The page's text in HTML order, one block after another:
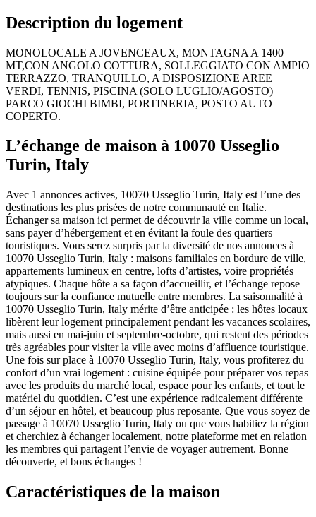
Description du logement
MONOLOCALE A JOVENCEAUX, MONTAGNA A 1400
MT,CON ANGOLO COTTURA, SOLLEGGIATO CON AMPIO
TERRAZZO, TRANQUILLO, A DISPOSIZIONE AREE
VERDI, TENNIS, PISCINA (SOLO LUGLIO/AGOSTO)
PARCO GIOCHI BIMBI, PORTINERIA, POSTO AUTO
COPERTO.
L’échange de maison à 10070 Usseglio
Turin, Italy
Avec 1 annonces actives, 10070 Usseglio Turin, Italy est l’une des
destinations les plus prisées de notre communauté en Italie.
Échanger sa maison ici permet de découvrir la ville comme un local,
sans payer d’hébergement et en évitant la foule des quartiers
touristiques. Vous serez surpris par la diversité de nos annonces à
10070 Usseglio Turin, Italy : maisons familiales en bordure de ville,
appartements lumineux en centre, lofts d’artistes, voire propriétés
atypiques. Chaque hôte a sa façon d’accueillir, et l’échange repose
toujours sur la confiance mutuelle entre membres. La saisonnalité à
10070 Usseglio Turin, Italy mérite d’être anticipée : les hôtes locaux
libèrent leur logement principalement pendant les vacances scolaires,
mais aussi en mai-juin et septembre-octobre, qui restent des périodes
très agréables pour visiter la ville avec moins d’affluence touristique.
Une fois sur place à 10070 Usseglio Turin, Italy, vous profiterez du
confort d’un vrai logement : cuisine équipée pour préparer vos repas
avec les produits du marché local, espace pour les enfants, et tout le
matériel du quotidien. C’est une expérience radicalement différente
d’un séjour en hôtel, et beaucoup plus reposante. Que vous soyez de
passage à 10070 Usseglio Turin, Italy ou que vous habitiez la région
et cherchiez à échanger localement, notre plateforme met en relation
les membres qui partagent l’envie de voyager autrement. Bonne
découverte, et bons échanges !
Caractéristiques de la maison